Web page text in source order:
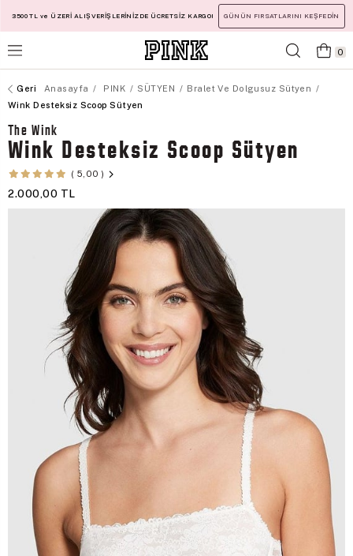
3500 TL ve ÜZERİ ALIŞVERİŞLERİNİZDE ÜCRETSİZ KARGO! GÜNÜN FIRSATLARINI KEŞFEDİN
0
Anasayfa PINK SÜTYEN
Bralet Ve Dolgusuz Sütyen
Wink Desteksiz Scoop Sütyen
The Wink
Wink Desteksiz Scoop Sütyen
5,00
2.000,00 TL